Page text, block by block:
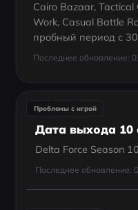
Cairo Bazaar,
Work, Casual Battle
пробный период с
Последнее обновление:
Проблемы с игрой
Последнее обновление: